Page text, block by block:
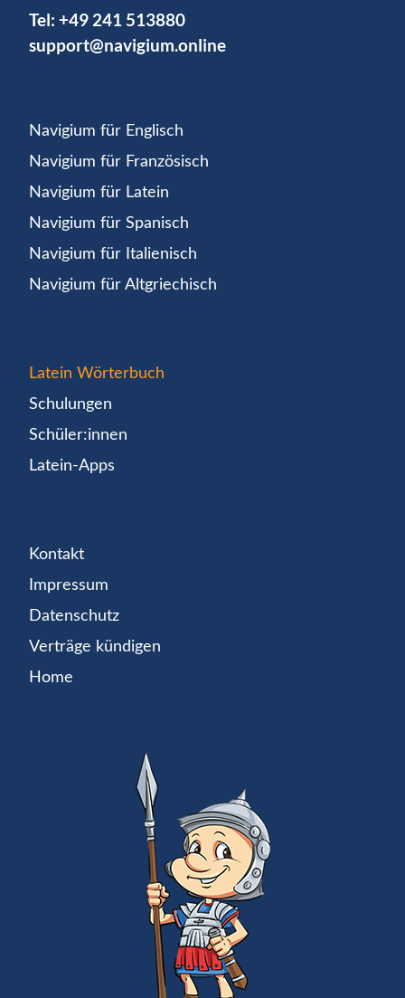
Tel: +49 241 513880
support@navigium.online
Navigium für Englisch
Navigium für Französisch
Navigium für Latein
Navigium für Spanisch
Navigium für Italienisch
Navigium für Altgriechisch
Latein Wörterbuch
Schulungen
Schüler:innen
Latein-Apps
Kontakt
Impressum
Datenschutz
Verträge kündigen
Home